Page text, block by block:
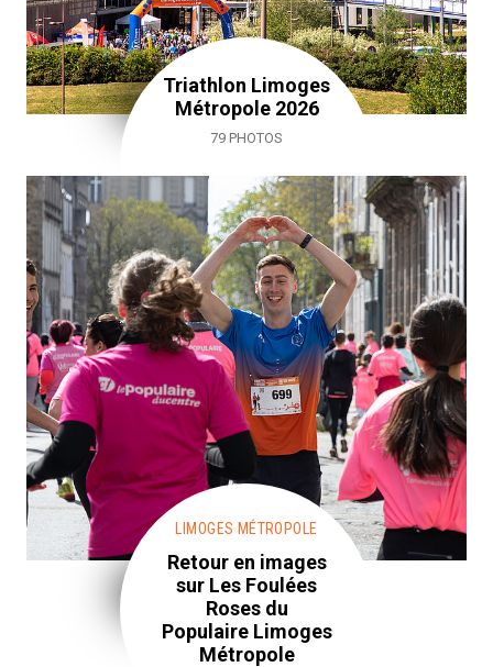
Triathlon Limoges
Métropole 2026
79 PHOTOS
LIMOGES MÉTROPOLE
Retour en images
sur Les Foulées
Roses du
Populaire Limoges
Métropole